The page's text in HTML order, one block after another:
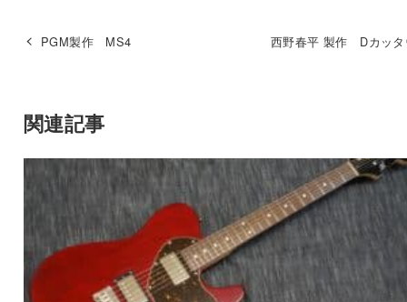
PGM製作 MS4 西野春平 製作 Dカッタ
関連記事